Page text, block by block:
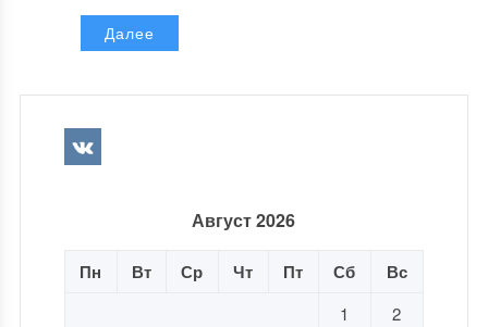
Далее
Август 2026
Пн Вт Ср Чт Пт Сб Вс
1
2